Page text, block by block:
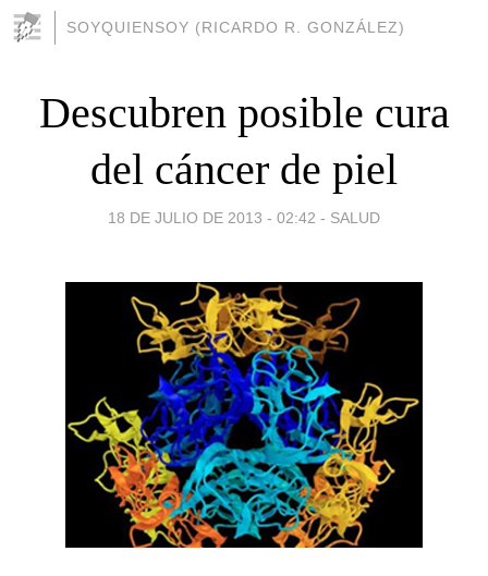
SOYQUIENSOY (RICARDO R. GONZÁLEZ)
Descubren posible cura
del cáncer de piel
18 DE JULIO DE 2013 - 02:42 - SALUD